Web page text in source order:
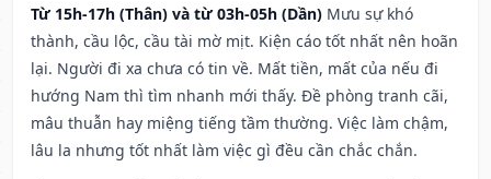
Từ 15h-17h (Thân) và từ 03h-05h (Dần) Mưu sự khó
thành, cầu lộc, cầu tài mờ mịt. Kiện cáo tốt nhất nên hoãn
lại. Người đi xa chưa có tin về. Mất tiền, mất của nếu đi
hướng Nam thì tìm nhanh mới thấy. Đề phòng tranh cãi,
mâu thuẫn hay miệng tiếng tầm thường. Việc làm chậm,
lâu la nhưng tốt nhất làm việc gì đều cần chắc chắn.